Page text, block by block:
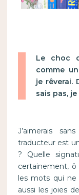
Le choc
comme
je rêverai.
sais pas,
J’aimerais
traducteur est
? Quelle
certainement,
les mots qui ne
aussi les joies